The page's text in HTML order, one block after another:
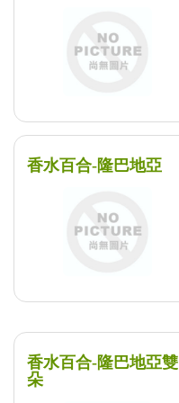
香水百合-隆巴地亞
香水百合-隆巴地亞雙
朵